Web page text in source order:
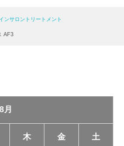
インサロントリートメント
AF3
月
木 金 土